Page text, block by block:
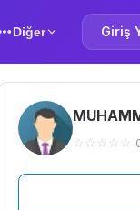
Diğer Giriş
☆ ☆ ☆ ☆ ☆